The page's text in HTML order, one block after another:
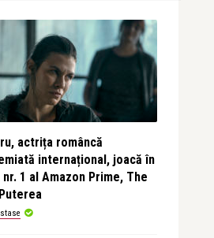
actrița româncă
internațional, joacă în
1 al Amazon Prime, The